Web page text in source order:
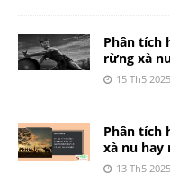
Phân tích
rừng xà
15 Th5 2025
Phân tích
xà nu hay
13 Th5 2025